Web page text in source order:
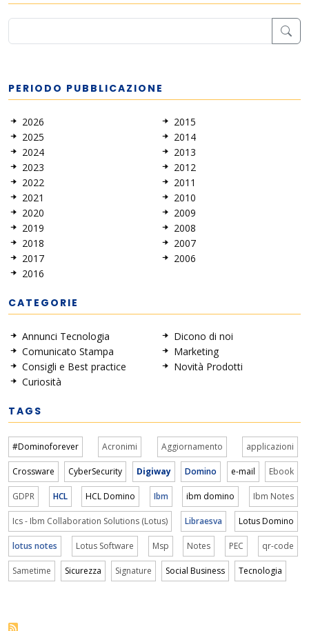
PERIODO PUBBLICAZIONE
2026
2025
2024
2023
2022
2021
2020
2019
2018
2017
2016
2015
2014
2013
2012
2011
2010
2009
2008
2007
2006
CATEGORIE
Annunci Tecnologia
Comunicato Stampa
Consigli e Best practice
Curiosità
Dicono di noi
Marketing
Novità Prodotti
TAGS
#Dominoforever Acronimi Aggiornamento applicazioni
Crossware CyberSecurity Digiway Domino e-mail Ebook
GDPR HCL HCL Domino Ibm ibm domino Ibm Notes
Ics - Ibm Collaboration Solutions (Lotus) Libraesva Lotus Domino
lotus notes Lotus Software Msp Notes PEC qr-code
Sametime Sicurezza Signature Social Business Tecnologia